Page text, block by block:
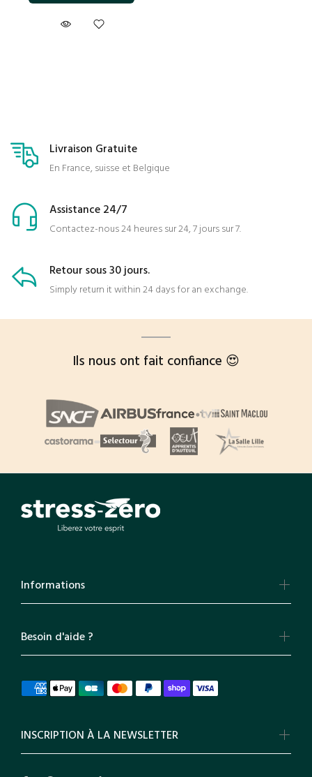
Livraison Gratuite
En France, suisse et Belgique
Assistance 24/7
Contactez-nous 24 heures sur 24, 7 jours sur 7.
Retour sous 30 jours.
Simply return it within 24 days for an exchange.
Ils nous ont fait confiance 😍
Informations
Besoin d'aide ?
INSCRIPTION À LA NEWSLETTER